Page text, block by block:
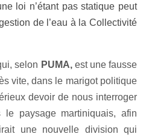
loi n’étant pas statique peut
de l’eau à la Collectivité
selon PUMA,est une fausse
vite, dans le marigot politique
devoir de nous interroger
paysage martiniquais, afin
une nouvelle division qui